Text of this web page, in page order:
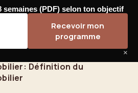
Définition du
semaines (PDF) selon ton objectif
Recevoir mon
programme
×